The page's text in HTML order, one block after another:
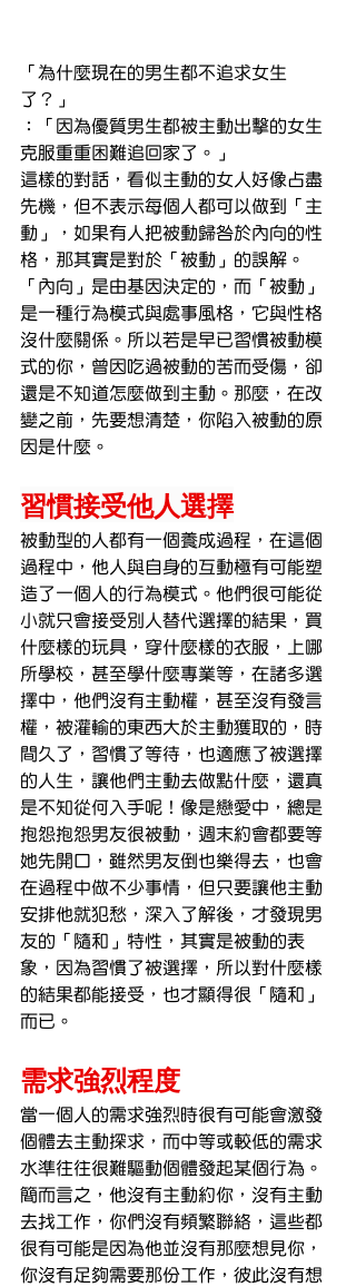
「為什麼現在的男生都不追求女生
了？」
：「因為優質男生都被主動出擊的女生
克服重重困難追回家了。」
這樣的對話，看似主動的女人好像占盡
先機，但不表示每個人都可以做到「主
動」，如果有人把被動歸咎於內向的性
格，那其實是對於「被動」的誤解。
「內向」是由基因決定的，而「被動」
是一種行為模式與處事風格，它與性格
沒什麼關係。所以若是早已習慣被動模
式的你，曾因吃過被動的苦而受傷，卻
還是不知道怎麼做到主動。那麼，在改
變之前，先要想清楚，你陷入被動的原
因是什麼。
習慣接受他人選擇
被動型的人都有一個養成過程，在這個
過程中，他人與自身的互動極有可能塑
造了一個人的行為模式。他們很可能從
小就只會接受別人替代選擇的結果，買
什麼樣的玩具，穿什麼樣的衣服，上哪
所學校，甚至學什麼專業等，在諸多選
擇中，他們沒有主動權，甚至沒有發言
權，被灌輸的東西大於主動獲取的，時
間久了，習慣了等待，也適應了被選擇
的人生，讓他們主動去做點什麼，還真
是不知從何入手呢！像是戀愛中，總是
抱怨抱怨男友很被動，週末約會都要等
她先開口，雖然男友倒也樂得去，也會
在過程中做不少事情，但只要讓他主動
安排他就犯愁，深入了解後，才發現男
友的「隨和」特性，其實是被動的表
象，因為習慣了被選擇，所以對什麼樣
的結果都能接受，也才顯得很「隨和」
而已。
需求強烈程度
當一個人的需求強烈時很有可能會激發
個體去主動探求，而中等或較低的需求
水準往往很難驅動個體發起某個行為。
簡而言之，他沒有主動約你，沒有主動
去找工作，你們沒有頻繁聯絡，這些都
很有可能是因為他並沒有那麼想見你，
你沒有足夠需要那份工作，彼此沒有想